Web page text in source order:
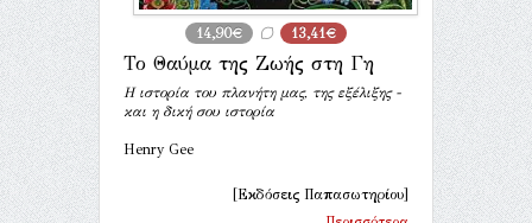
14,90€ 13,41€
Το Θαύμα της Ζωής στη Γη
Η ιστορία του πλανήτη μας, της εξέλιξης -
και η δική σου ιστορία
Henry Gee
[Εκδόσεις Παπασωτηρίου]